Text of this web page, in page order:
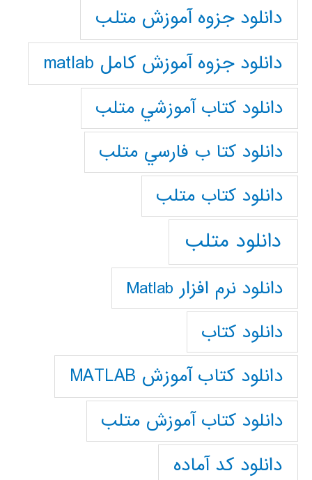
دانلود جزوه آموزش متلب
دانلود جزوه آموزش کامل matlab
دانلود كتاب آموزشي متلب
دانلود كتا ب فارسي متلب
دانلود كتاب متلب
دانلود متلب
دانلود نرم افزار Matlab
دانلود کتاب
دانلود کتاب آموزش MATLAB
دانلود کتاب آموزش متلب
دانلود کد آماده